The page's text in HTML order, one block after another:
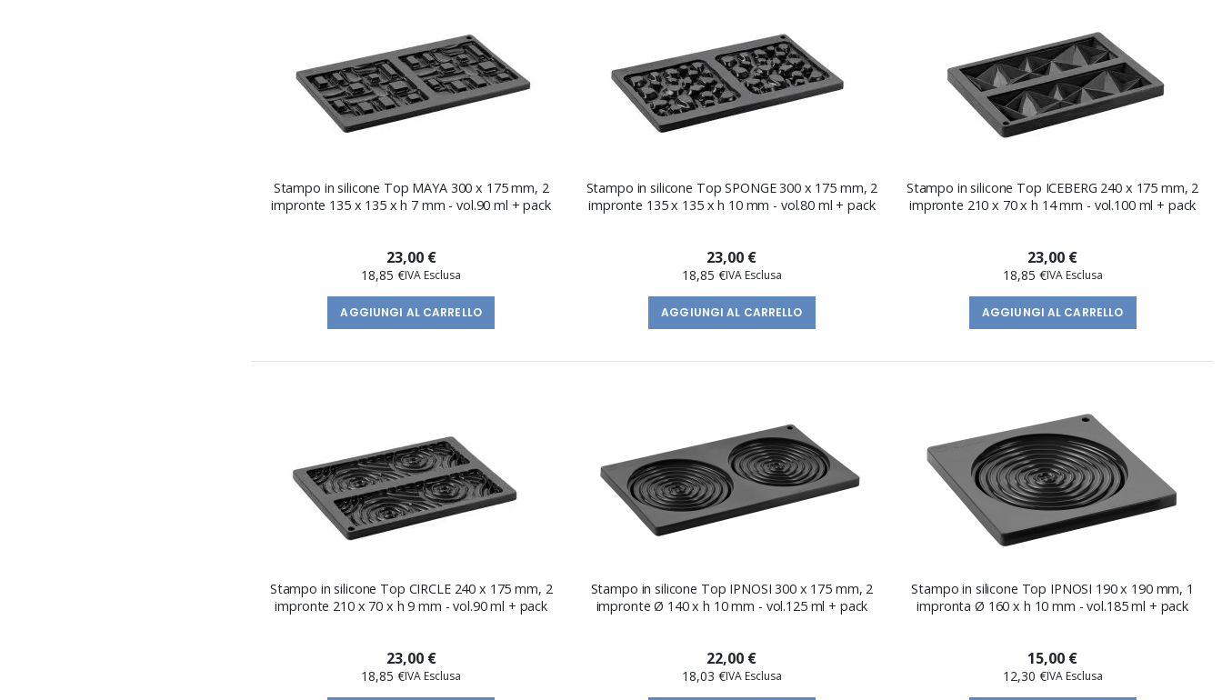
Stampo in silicone Top MAYA 300 x 175 mm, 2
impronte 135 x 135 x h 7 mm - vol.90 ml + pack
23,00 €
18,85 €
AGGIUNGI AL CARRELLO
Stampo in silicone Top SPONGE 300 x 175 mm, 2
impronte 135 x 135 x h 10 mm - vol.80 ml + pack
23,00 €
18,85 €
AGGIUNGI AL CARRELLO
Stampo in silicone Top ICEBERG 240 x 175 mm, 2
impronte 210 x 70 x h 14 mm - vol.100 ml + pack
23,00 €
18,85 €
AGGIUNGI AL CARRELLO
Stampo in silicone Top CIRCLE 240 x 175 mm, 2
impronte 210 x 70 x h 9 mm - vol.90 ml + pack
23,00 €
18,85 €
Stampo in silicone Top IPNOSI 300 x 175 mm, 2
impronte Ø 140 x h 10 mm - vol.125 ml + pack
22,00 €
18,03 €
Stampo in silicone Top IPNOSI 190 x 190 mm, 1
impronta Ø 160 x h 10 mm - vol.185 ml + pack
15,00 €
12,30 €